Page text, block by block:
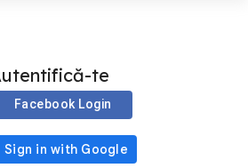
te
Facebook Login